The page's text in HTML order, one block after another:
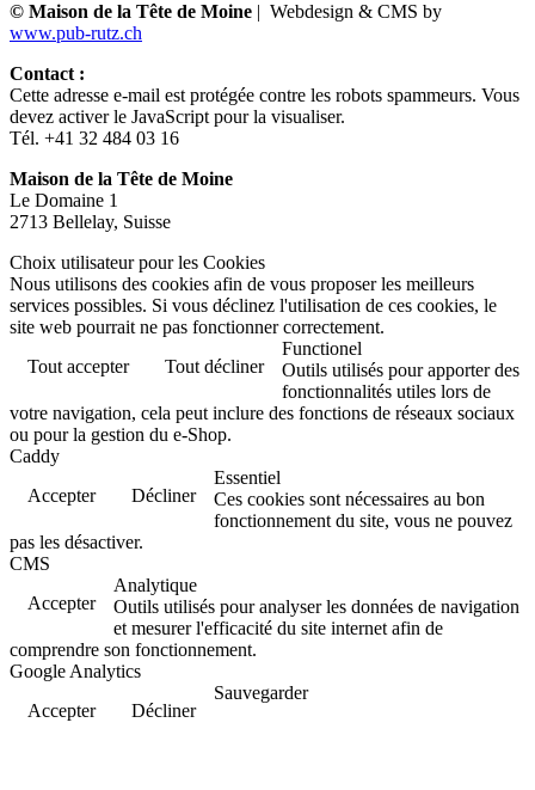
© Maison de la Tête de Moine | Webdesign & CMS by
www.pub-rutz.ch
Contact :
Cette adresse e-mail est protégée contre les robots spammeurs. Vous
devez activer le JavaScript pour la visualiser.
Tél. +41 32 484 03 16
Maison de la Tête de Moine
Le Domaine 1
2713 Bellelay, Suisse
Choix utilisateur pour les Cookies
Nous utilisons des cookies afin de vous proposer les meilleurs
services possibles. Si vous déclinez l'utilisation de ces cookies, le
site web pourrait ne pas fonctionner correctement.
Tout accepter
Tout décliner
Functionel
Outils utilisés pour apporter des
fonctionnalités utiles lors de
votre navigation, cela peut inclure des fonctions de réseaux sociaux
ou pour la gestion du e-Shop.
Caddy
Accepter
Décliner
Essentiel
Ces cookies sont nécessaires au bon
fonctionnement du site, vous ne pouvez
pas les désactiver.
CMS
Accepter
Analytique
Outils utilisés pour analyser les données de navigation
et mesurer l'efficacité du site internet afin de
comprendre son fonctionnement.
Google Analytics
Accepter
Décliner
Sauvegarder